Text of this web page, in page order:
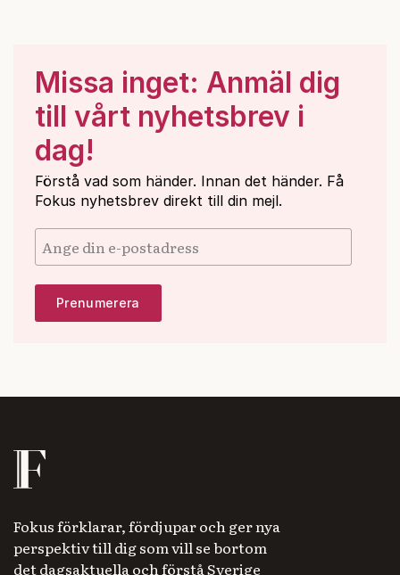
Missa inget: Anmäl dig
till vårt nyhetsbrev i
dag!
Förstå vad som händer. Innan det händer. Få
Fokus nyhetsbrev direkt till din mejl.
Fokus förklarar, fördjupar och ger nya
perspektiv till dig som vill se bortom
det dagsaktuella och förstå Sverige